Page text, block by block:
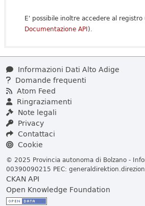
E' possibile inoltre accedere al registro
Documentazione API).
Informazioni Dati Alto Adige
Domande frequenti
Atom Feed
Ringraziamenti
Note legali
Privacy
Contattaci
Cookie
© 2025 Provincia autonoma di Bolzano -
00390090215 PEC:
CKAN API
Open Knowledge Foundation